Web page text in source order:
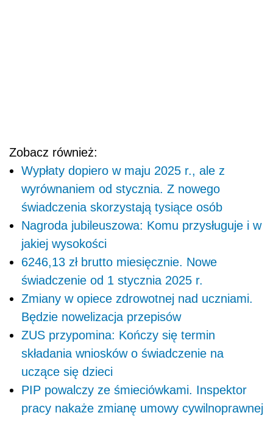
Zobacz również:
Wypłaty dopiero w maju 2025 r., ale z
wyrównaniem od stycznia. Z nowego
świadczenia skorzystają tysiące osób
Nagroda jubileuszowa: Komu przysługuje i w
jakiej wysokości
6246,13 zł brutto miesięcznie. Nowe
świadczenie od 1 stycznia 2025 r.
Zmiany w opiece zdrowotnej nad uczniami.
Będzie nowelizacja przepisów
ZUS przypomina: Kończy się termin
składania wniosków o świadczenie na
uczące się dzieci
PIP powalczy ze śmieciówkami. Inspektor
pracy nakaże zmianę umowy cywilnoprawnej